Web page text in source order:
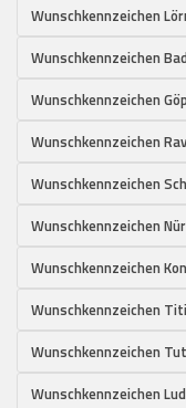
Wunschkennzeichen
Wunschkennzeichen
Wunschkennzeichen
Wunschkennzeichen
Wunschkennzeichen
Wunschkennzeichen
Wunschkennzeichen
Wunschkennzeichen
Wunschkennzeichen
Wunschkennzeichen